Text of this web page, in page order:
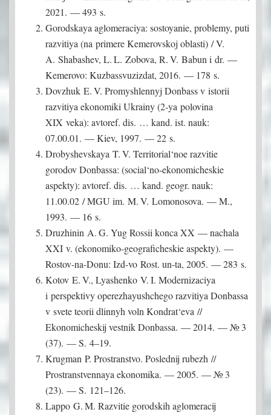
2021. — 493 s.
Gorodskaya aglomeraciya: sostoyanie, problemy, puti
razvitiya (na primere Kemerovskoj oblasti) / V.
A. Shabashev, L. L. Zobova, R. V. Babun i dr. —
Kemerovo: Kuzbassvuzizdat, 2016. — 178 s.
Dovzhuk E. V. Promyshlennyj Donbass v istorii
razvitiya ekonomiki Ukrainy (2‑ya polovina
XIX veka): avtoref. dis. … kand. ist. nauk:
07.00.01. — Kiev, 1997. — 22 s.
Drobyshevskaya T. V. Territorial‘noe razvitie
gorodov Donbassa: (social‘no-ekonomicheskie
aspekty): avtoref. dis. … kand. geogr. nauk:
11.00.02 / MGU im. M. V. Lomonosova. — M.,
1993. — 16 s.
Druzhinin A. G. Yug Rossii konca XX — nachala
XXI v. (ekonomiko-geograficheskie aspekty). —
Rostov-na-Donu: Izd-vo Rost. un-ta, 2005. — 283 s.
Kotov E. V., Lyashenko V. I. Modernizaciya
i perspektivy operezhayushchego razvitiya Donbassa
v svete teorii dlinnyh voln Kondrat‘eva //
Ekonomicheskij vestnik Donbassa. — 2014. — № 3
(37). — S. 4–19.
Krugman P. Prostranstvo. Poslednij rubezh //
Prostranstvennaya ekonomika. — 2005. — № 3
(23). — S. 121–126.
Lappo G. M. Razvitie gorodskih aglomeracij